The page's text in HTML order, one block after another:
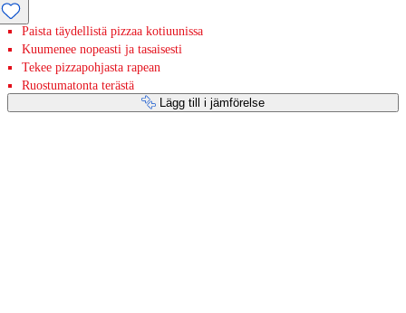
Paista täydellistä pizzaa kotiuunissa
Kuumenee nopeasti ja tasaisesti
Tekee pizzapohjasta rapean
Ruostumatonta terästä
Lägg till i jämförelse